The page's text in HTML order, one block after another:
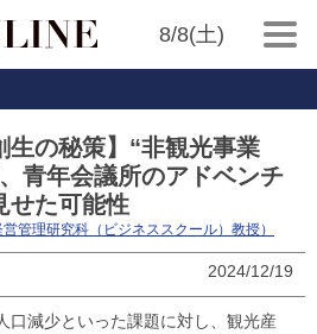
8/8(土)
生の秘策】“非観光事業
青年会議所のアドベンチ
せた可能性
営管理研究科（ビジネススクール）教授）
2024/12/19
口減少といった課題に対し、観光産